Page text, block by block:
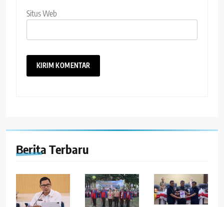
Situs Web
Berita Terbaru